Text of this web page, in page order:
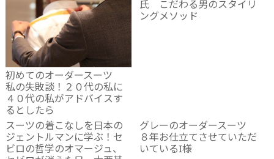
初めてのオーダースーツ
私の失敗談！２０代の私に
４０代の私がアドバイスす
るとしたら
氏 こだわる男のスタイリ
ングメソッド
スーツの着こなしを日本の
ジェントルマンに学ぶ！セ
ビロの哲学のオマージュ、
グレーのオーダースーツ
８年お仕立てさせていただ
いているI様